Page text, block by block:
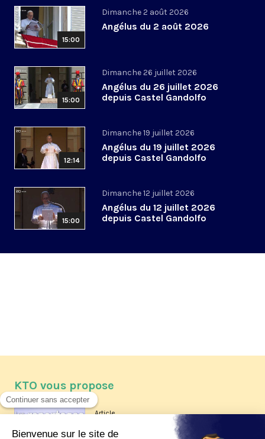
15:00
Dimanche 2 août 2026
Angélus du 2 août 2026
15:00
Dimanche 26 juillet 2026
Angélus du 26 juillet 2026
depuis Castel Gandolfo
12:14
Dimanche 19 juillet 2026
Angélus du 19 juillet 2026
depuis Castel Gandolfo
15:00
Dimanche 12 juillet 2026
Angélus du 12 juillet 2026
depuis Castel Gandolfo
KTO vous propose
Article
Les reportages d'été 2026 de KTO